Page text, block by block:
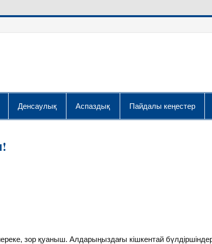
Денсаулық Аспаздық Пайдалы кеңестер
зор қуаныш. Алдарыңыздағы кішкентай